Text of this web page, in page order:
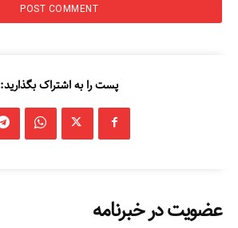
پست را به اشتراک بگذارید:
عضویت در خبرنامه